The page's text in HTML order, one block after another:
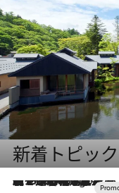
新着トピッ
4 Hours Ago
【トンボの足水浴】ヒノキの香りに包まれて涼感マックス！約13℃の湧水かけ流しを避暑地「星野温泉 トンボの湯」で体験